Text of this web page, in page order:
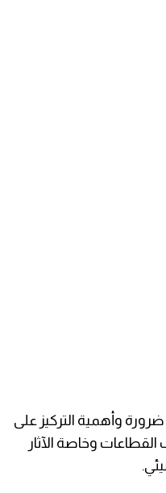
وأهمية التركيز على
القطاعات وخاصة الآثار